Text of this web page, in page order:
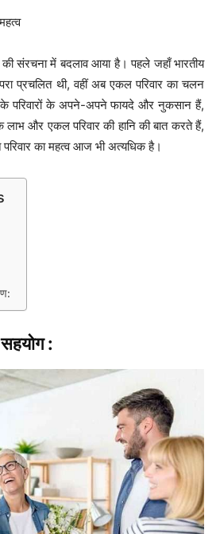
संरचना में बदलाव आया है। पहले जहाँ भारतीय
प्रचलित थी, वहीं अब एकल परिवार का चलन
के परिवारों के अपने-अपने फायदे और नुकसान हैं,
और एकल परिवार की हानि की बात करते हैं,
का महत्व आज भी अत्यधिक है।
: